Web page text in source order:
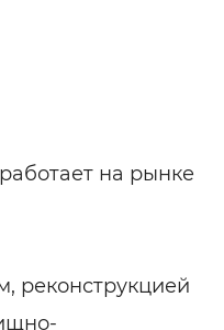
на рынке
реконструкцией